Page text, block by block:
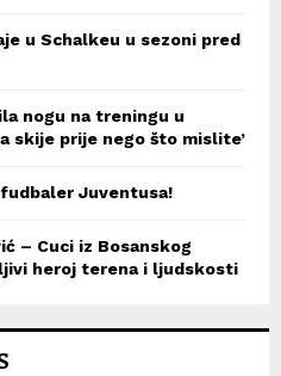
u Schalkeu u sezoni pred
nogu na treningu u
skije prije nego što mislite’
Juventusa!
– Cuci iz Bosanskog
heroj terena i ljudskosti